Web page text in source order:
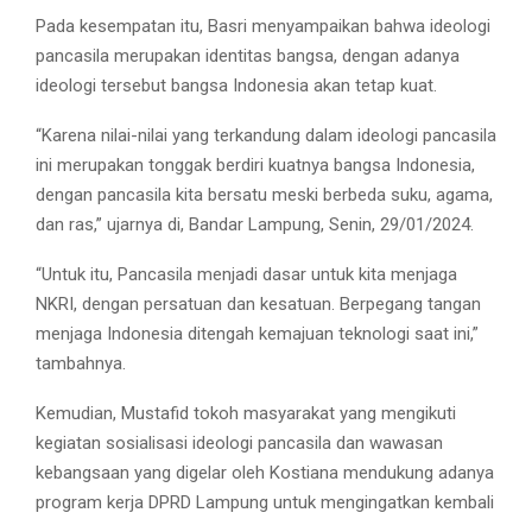
Pada kesempatan itu, Basri menyampaikan bahwa ideologi
pancasila merupakan identitas bangsa, dengan adanya
ideologi tersebut bangsa Indonesia akan tetap kuat.
“Karena nilai-nilai yang terkandung dalam ideologi pancasila
ini merupakan tonggak berdiri kuatnya bangsa Indonesia,
dengan pancasila kita bersatu meski berbeda suku, agama,
dan ras,” ujarnya di, Bandar Lampung, Senin, 29/01/2024.
“Untuk itu, Pancasila menjadi dasar untuk kita menjaga
NKRI, dengan persatuan dan kesatuan. Berpegang tangan
menjaga Indonesia ditengah kemajuan teknologi saat ini,”
tambahnya.
Kemudian, Mustafid tokoh masyarakat yang mengikuti
kegiatan sosialisasi ideologi pancasila dan wawasan
kebangsaan yang digelar oleh Kostiana mendukung adanya
program kerja DPRD Lampung untuk mengingatkan kembali